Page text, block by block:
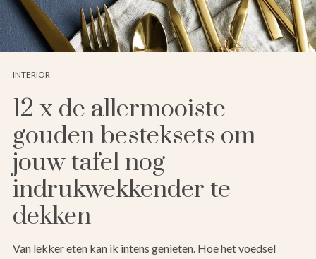
INTERIOR
12 x de allermooiste
gouden besteksets om
jouw tafel nog
indrukwekkender te
dekken
Van lekker eten kan ik intens genieten. Hoe het voedsel